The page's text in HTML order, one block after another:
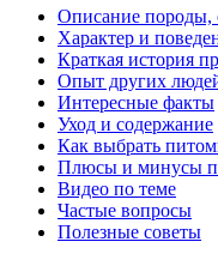
Описание породы,
Характер и
Краткая история
Опыт других
Интересные факты
Уход и содержание
Как выбрать
Плюсы и минусы
Видео по теме
Частые вопросы
Полезные советы